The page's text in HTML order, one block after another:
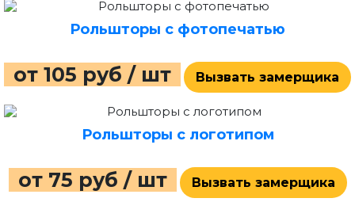
Рольшторы с фотопечатью
от 105 руб / шт Вызвать замерщика
Рольшторы с логотипом
от 75 руб / шт Вызвать замерщика